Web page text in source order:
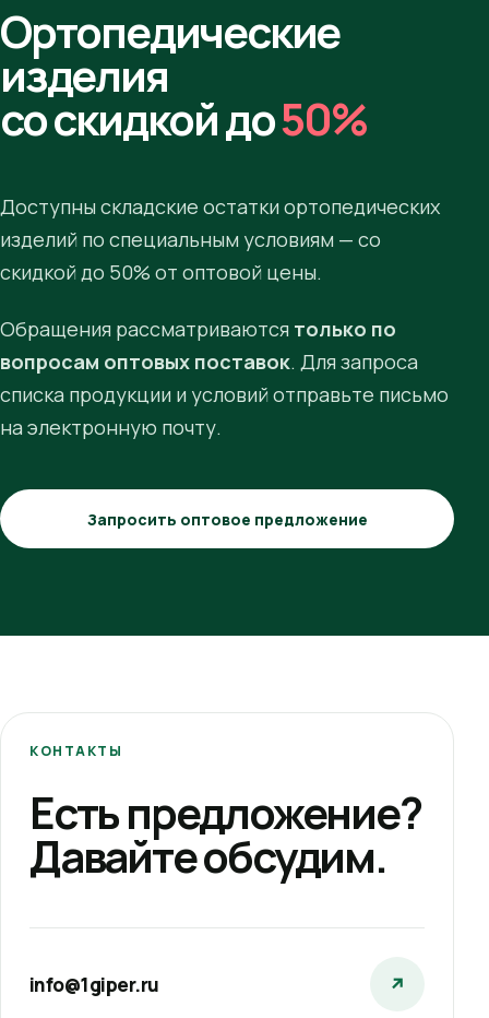
Ортопедические
изделия
со скидкой до50%
Доступны складские остатки ортопедических
изделий по специальным условиям — со
скидкой до 50% от оптовой цены.
Обращения рассматриваются только по
вопросам оптовых поставок. Для запроса
списка продукции и условий отправьте письмо
на электронную почту.
Запросить оптовое предложение
КОНТАКТЫ
Есть предложение?
Давайте обсудим.
info@1giper.ru ↗